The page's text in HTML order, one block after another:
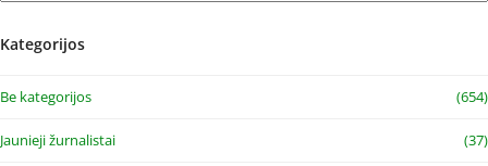
Kategorijos
Be kategorijos (654)
Jaunieji žurnalistai (37)